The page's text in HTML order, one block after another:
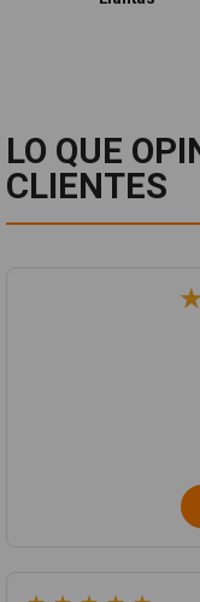
LO QUE
CLIENTES